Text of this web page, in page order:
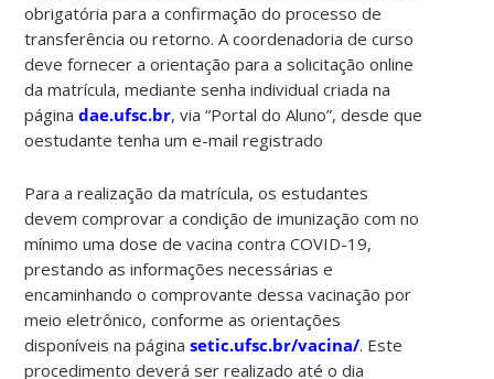
obrigatória para a confirmação do processo de
transferência ou retorno. A coordenadoria de curso
deve fornecer a orientação para a solicitação online
da matrícula, mediante senha individual criada na
páginadae.ufsc.br, via “Portal do Aluno”, desde que
oestudante tenha um e-mail registrado
Para a realização da matrícula, os estudantes
devem comprovar a condição de imunização com no
mínimo uma dose de vacina contra COVID-19,
prestando as informações necessárias e
encaminhando o comprovante dessa vacinação por
meio eletrônico, conforme as orientações
disponíveis na páginasetic.ufsc.br/vacina/. Este
procedimento deverá ser realizado até o dia